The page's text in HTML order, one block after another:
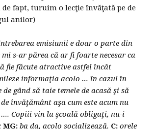
de fapt, turuim o lecţie învăţată pe de
anilor)
emisiunii e doar o parte din
s-ar părea că ar fi foarte necesar ca
fie făcute atractive astfel încât
informaţia acolo … în cazul în
gând să taie temele de acasă şi să
învăţământ aşa cum este acum nu
…. Copiii vin la şcoală obligaţi, nu-i
MG: ba da, acolo socializează. C: orele